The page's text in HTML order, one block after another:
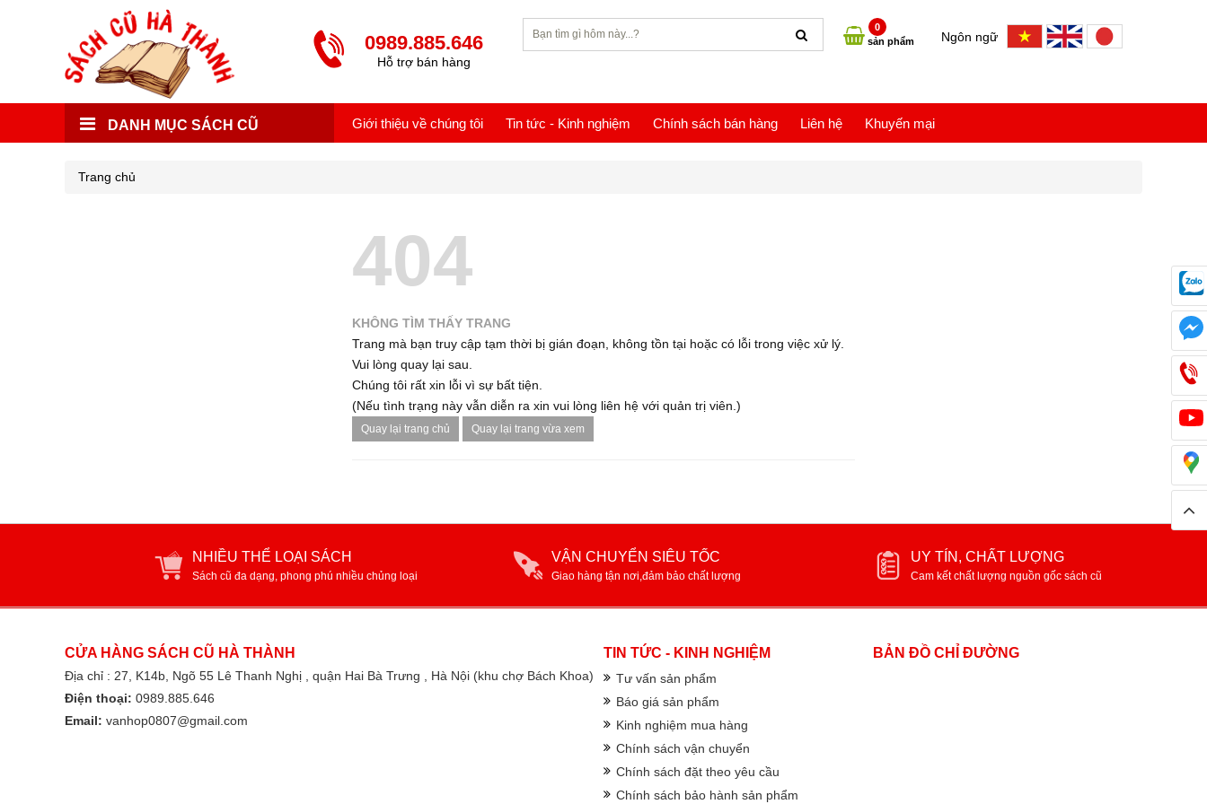
0989.885.646
Hỗ trợ bán hàng
0
sản phẩm
Ngôn ngữ
DANH MỤC SÁCH CŨ Giới thiệu về chúng tôi Tin tức - Kinh nghiệm Chính sách bán hàng Liên hệ Khuyến mại
Trang chủ
404
KHÔNG TÌM THẤY TRANG
Trang mà bạn truy cập tạm thời bị gián đoạn, không tồn tại hoặc có lỗi trong việc xử lý.
Vui lòng quay lại sau.
Chúng tôi rất xin lỗi vì sự bất tiện.
(Nếu tình trạng này vẫn diễn ra xin vui lòng liên hệ với quản trị viên.)
Quay lại trang chủ Quay lại trang vừa xem
NHIỀU THỂ LOẠI SÁCH
Sách cũ đa dạng, phong phú nhiều chủng loại
VẬN CHUYỂN SIÊU TỐC
Giao hàng tận nơi,đảm bảo chất lượng
UY TÍN, CHẤT LƯỢNG
Cam kết chất lượng nguồn gốc sách cũ
CỬA HÀNG SÁCH CŨ HÀ THÀNH
Địa chỉ : 27, K14b, Ngõ 55 Lê Thanh Nghị , quận Hai Bà Trưng , Hà Nội (khu chợ Bách Khoa)
Điện thoại: 0989.885.646
Email: vanhop0807@gmail.com
TIN TỨC - KINH NGHIỆM
Tư vấn sản phẩm
Báo giá sản phẩm
Kinh nghiệm mua hàng
Chính sách vận chuyển
Chính sách đặt theo yêu cầu
Chính sách bảo hành sản phẩm
BẢN ĐỒ CHỈ ĐƯỜNG